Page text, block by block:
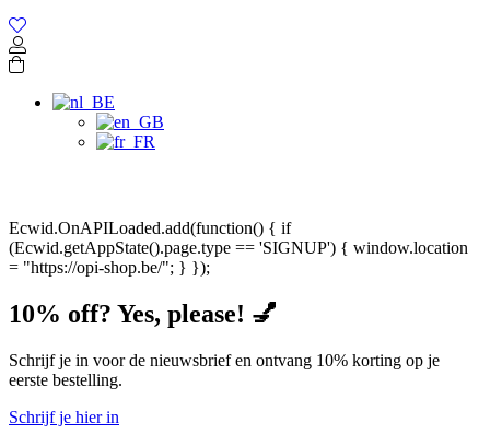
Ecwid.OnAPILoaded.add(function() { if
(Ecwid.getAppState().page.type == 'SIGNUP') { window.location
= "https://opi-shop.be/"; } });
10% off? Yes, please! 💅
Schrijf je in voor de nieuwsbrief en ontvang 10% korting op je
eerste bestelling.
Schrijf je hier in